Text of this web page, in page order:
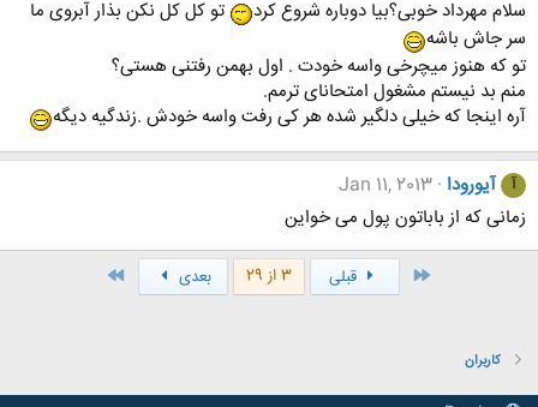
سلام مهرداد خوبی؟بیا دوباره شروع کرد
تو کل کل نکن بذار آبروی ما
سر جاش باشه
تو که هنوز میچرخی واسه خودت . اول بهمن رفتنی هستی؟
منم بد نیستم مشغول امتحانای ترمم.
آره اینجا که خیلی دلگیر شده هر کی رفت واسه خودش .زندگیه دیگه
آ آیورودا Jan 11, 2013
زمانی که از باباتون پول می خواین
قبلی 3 از 29 بعدی
کاربران